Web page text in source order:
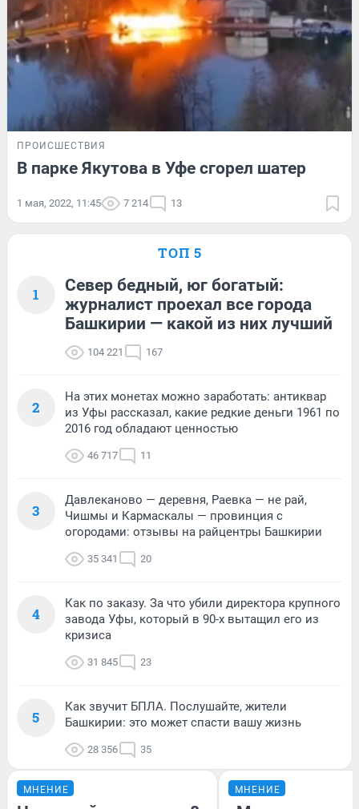
ПРОИСШЕСТВИЯ
В парке Якутова в Уфе сгорел шатер
1 мая, 2022, 11:45 7 214 13
ТОП 5
1
Север бедный, юг богатый:
журналист проехал все города
Башкирии — какой из них лучший
104 221 167
2
На этих монетах можно заработать: антиквар
из Уфы рассказал, какие редкие деньги 1961 по
2016 год обладают ценностью
46 717 11
3
Давлеканово — деревня, Раевка — не рай,
Чишмы и Кармаскалы — провинция с
огородами: отзывы на райцентры Башкирии
35 341 20
4
Как по заказу. За что убили директора крупного
завода Уфы, который в 90-х вытащил его из
кризиса
31 845 23
5
Как звучит БПЛА. Послушайте, жители
Башкирии: это может спасти вашу жизнь
28 356 35
МНЕНИЕ МНЕНИЕ